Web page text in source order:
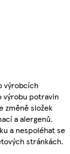
výrobcích
výrobu potravin
změně složek
a alergenů.
a nespoléhat se
stránkách.